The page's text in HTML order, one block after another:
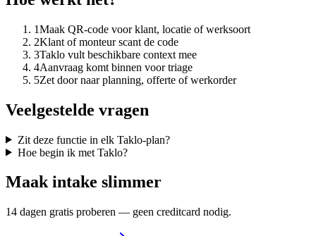
1Maak QR-code voor klant, locatie of werksoort
2Klant of monteur scant de code
3Taklo vult beschikbare context mee
4Aanvraag komt binnen voor triage
5Zet door naar planning, offerte of werkorder
Veelgestelde vragen
Zit deze functie in elk Taklo-plan?
Hoe begin ik met Taklo?
Maak intake slimmer
14 dagen gratis proberen — geen creditcard nodig.